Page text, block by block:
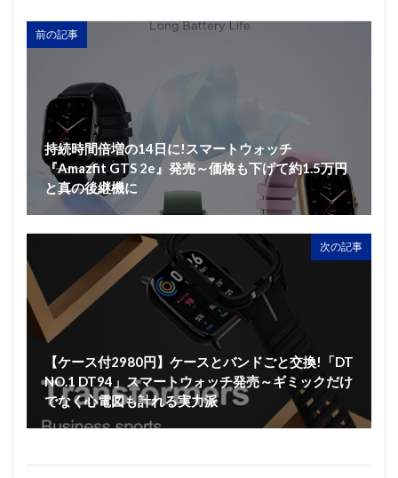
前の記事
持続時間倍増の14日に!スマートウォッチ
『Amazfit GTS 2e』発売～価格も下げて約1.5万円
と真の後継機に
次の記事
【ケース付2980円】ケースとバンドごと交換!「DT
NO.1 DT94」スマートウォッチ発売～ギミックだけ
でなく心電図も計れる実力派